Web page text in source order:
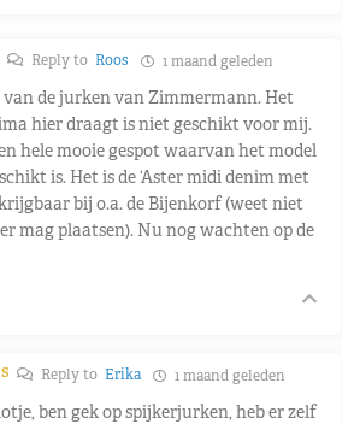
Reply to Roos 1 maand geleden
van de jurken van Zimmermann. Het
hier draagt is niet geschikt voor mij.
hele mooie gespot waarvan het model
is. Het is de ‘Aster midi denim met
bij o.a. de Bijenkorf (weet niet
mag plaatsen). Nu nog wachten op de
Reply to Erika 1 maand geleden
ben gek op spijkerjurken, heb er zelf